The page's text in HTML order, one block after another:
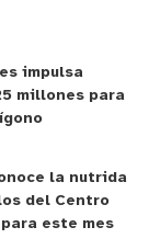
impulsa
millones para
la nutrida
del Centro
este mes